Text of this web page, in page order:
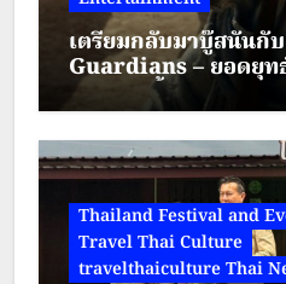
น
เตรียมกลับมาบู๊สนั่นกั
Guardians – ยอดยุ
สิงหาคมนี้ทาง True
Thailand Festival and
Travel Thai Culture
travelthaiculture Thai